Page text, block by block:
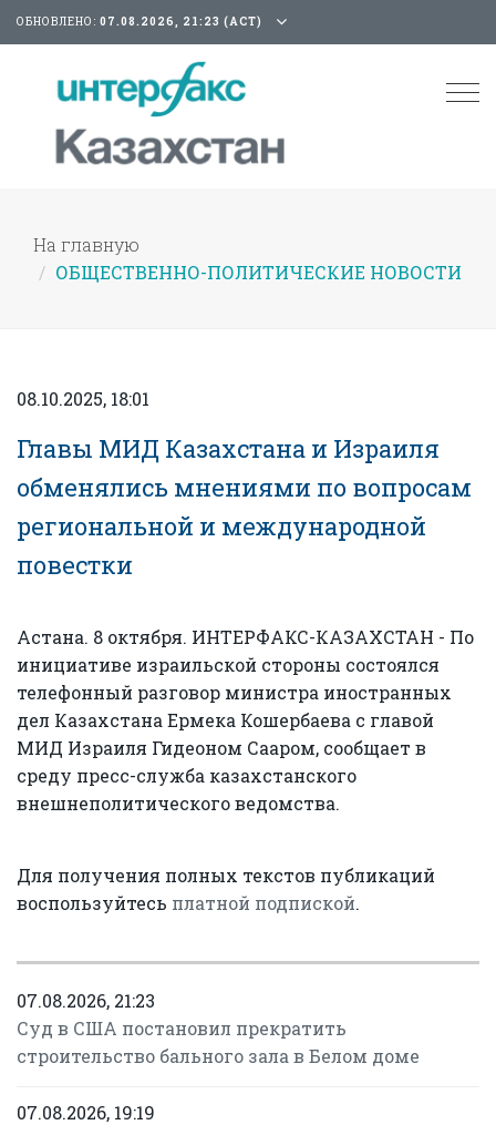
ОБНОВЛЕНО: 07.08.2026, 21:23 (АСТ)
На главную
ОБЩЕСТВЕННО-ПОЛИТИЧЕСКИЕ НОВОСТИ
08.10.2025, 18:01
Главы МИД Казахстана и Израиля
обменялись мнениями по вопросам
региональной и международной
повестки
Астана. 8 октября. ИНТЕРФАКС-КАЗАХСТАН - По
инициативе израильской стороны состоялся
телефонный разговор министра иностранных
дел Казахстана Ермека Кошербаева с главой
МИД Израиля Гидеоном Сааром, сообщает в
среду пресс-служба казахстанского
внешнеполитического ведомства.
Для получения полных текстов публикаций
воспользуйтесь платной подпиской.
07.08.2026, 21:23
Суд в США постановил прекратить
строительство бального зала в Белом доме
07.08.2026, 19:19